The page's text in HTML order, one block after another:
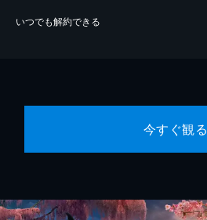
いつでも解約できる
今すぐ観る